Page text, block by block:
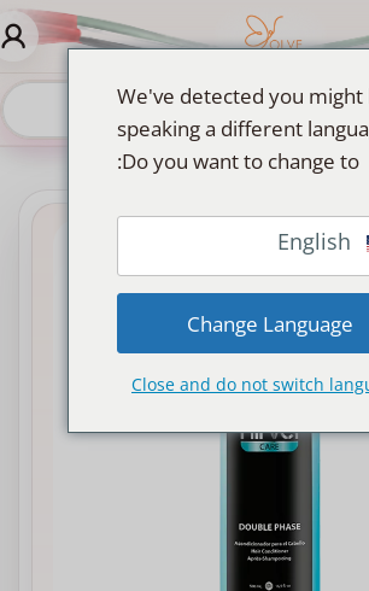
We've detected you might
speaking a different
Do you want to change to:
Change Language
Close and do not switch